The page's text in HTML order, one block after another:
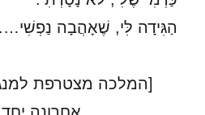
הַגִּידָה לִּי, שֶׁאָהֲבָה נַפְשִׁי…."
[המלכה מצטרפת